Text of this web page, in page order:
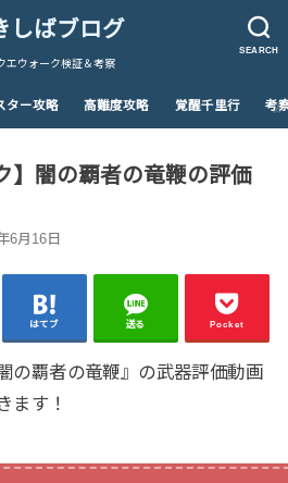
SEARCH
しばブログ
エウォーク検証＆考察
ター攻略 高難度攻略 覚醒千里行 考
】闇の覇者の竜鞭の評価
6月16日
はてブ 送る Pocket
の覇者の竜鞭』の武器評価動画
ます！